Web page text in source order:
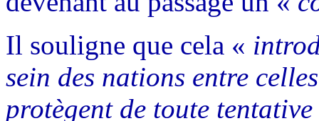
Il souligne que cela «
sein des nations entre
protègent de toute